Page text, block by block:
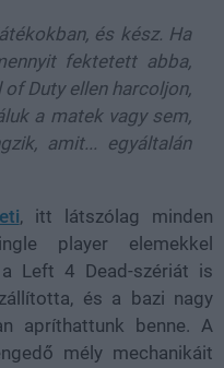
és kész. Ha
fektetett abba,
Duty ellen harcoljon,
a matek vagy sem,
amit... egyáltalán
, itt látszólag minden
player elemekkel
Left 4 Dead-szériát is
és a bazi nagy
apríthattunk benne. A
mély mechanikáit